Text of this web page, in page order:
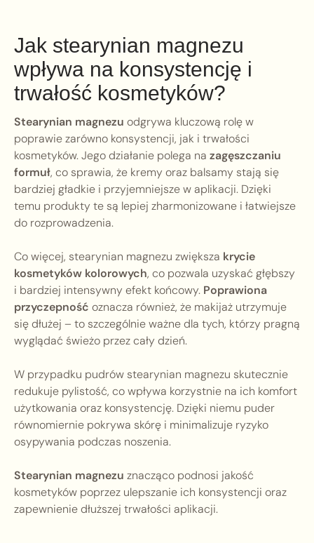
Jak stearynian magnezu
wpływa na konsystencję i
trwałość kosmetyków?
Stearynian magnezu odgrywa kluczową rolę w
poprawie zarówno konsystencji, jak i trwałości
kosmetyków. Jego działanie polega na zagęszczaniu
formuł, co sprawia, że kremy oraz balsamy stają się
bardziej gładkie i przyjemniejsze w aplikacji. Dzięki
temu produkty te są lepiej zharmonizowane i łatwiejsze
do rozprowadzenia.
Co więcej, stearynian magnezu zwiększa krycie
kosmetyków kolorowych, co pozwala uzyskać głębszy
i bardziej intensywny efekt końcowy. Poprawiona
przyczepność oznacza również, że makijaż utrzymuje
się dłużej – to szczególnie ważne dla tych, którzy pragną
wyglądać świeżo przez cały dzień.
W przypadku pudrów stearynian magnezu skutecznie
redukuje pylistość, co wpływa korzystnie na ich komfort
użytkowania oraz konsystencję. Dzięki niemu puder
równomiernie pokrywa skórę i minimalizuje ryzyko
osypywania podczas noszenia.
Stearynian magnezu znacząco podnosi jakość
kosmetyków poprzez ulepszanie ich konsystencji oraz
zapewnienie dłuższej trwałości aplikacji.